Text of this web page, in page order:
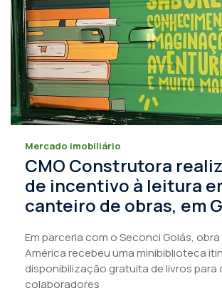
Mercado imobiliário
CMO Construtora
de incentivo à leitura
canteiro de obras, em
Em parceria com o Seconci Goiás,
América recebeu uma minibiblioteca
disponibilização gratuita de livros para
colaboradores